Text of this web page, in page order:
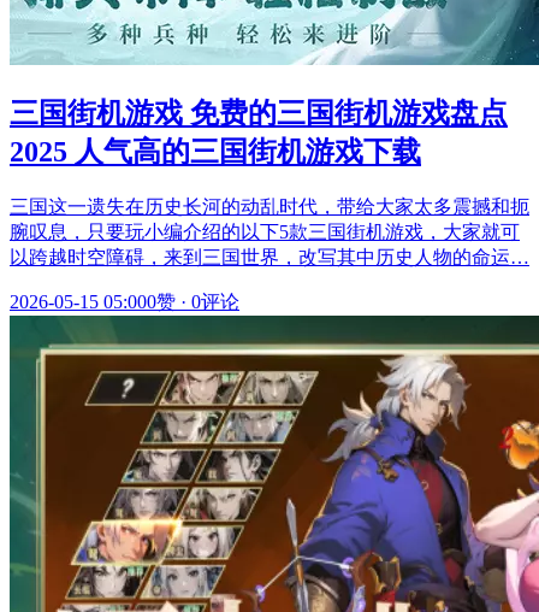
三国街机游戏 免费的三国街机游戏盘点
2025 人气高的三国街机游戏下载
三国这一遗失在历史长河的动乱时代，带给大家太多震撼和扼
腕叹息，只要玩小编介绍的以下5款三国街机游戏，大家就可
以跨越时空障碍，来到三国世界，改写其中历史人物的命运…
2026-05-15 05:000赞 · 0评论